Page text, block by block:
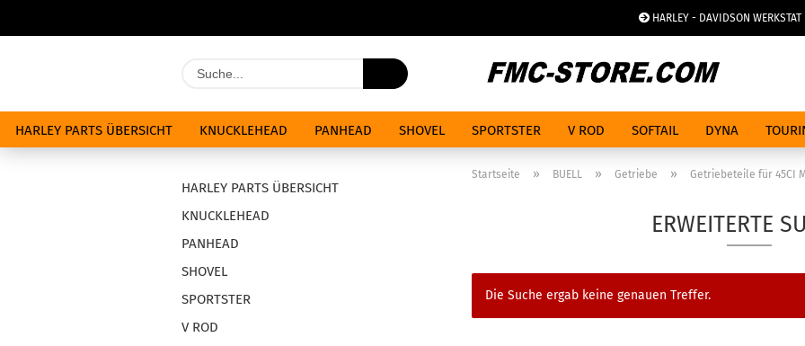
HARLEY - DAVIDSON WERKSTAT
Suche...
HARLEY PARTS ÜBERSICHT KNUCKLEHEAD PANHEAD SHOVEL SPORTSTER V ROD SOFTAIL DYNA
Startseite » BUELL » Getriebe » Getriebeteile für 45CI
ERWEITERTE
Die Suche ergab keine genauen Treffer.
HARLEY PARTS ÜBERSICHT
KNUCKLEHEAD
PANHEAD
SHOVEL
SPORTSTER
V ROD